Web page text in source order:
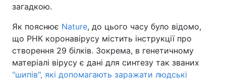
Економіка
Спорт Наука
Техно і зв'язок Лайт
Зброя Інциденти
загадкою.
Як пояснює Nature, до цього часу було відомо,
що РНК коронавірусу містить інструкції про
створення 29 білків. Зокрема, в генетичному
матеріалі вірусу є дані для синтезу так званих
"шипів", які допомагають заражати людські